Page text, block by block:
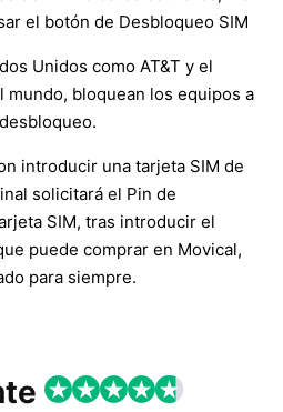
el botón de Desbloqueo SIM
Unidos como AT&T y el
bloquean los equipos a
introducir una tarjeta SIM de
solicitará el Pin de
SIM, tras introducir el
puede comprar en Movical,
para siempre.